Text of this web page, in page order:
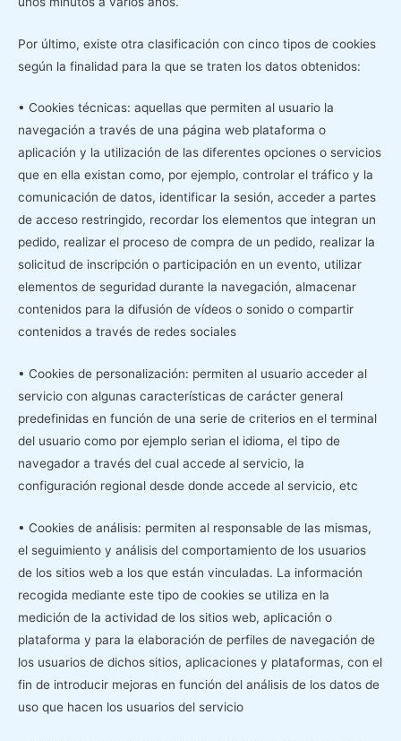
Por último, existe otra clasificación con cinco tipos de cookies
según la finalidad para la que se traten los datos obtenidos:
• Cookies técnicas: aquellas que permiten al usuario la
navegación a través de una página web plataforma o
aplicación y la utilización de las diferentes opciones o servicios
que en ella existan como, por ejemplo, controlar el tráfico y la
comunicación de datos, identificar la sesión, acceder a partes
de acceso restringido, recordar los elementos que integran un
pedido, realizar el proceso de compra de un pedido, realizar la
solicitud de inscripción o participación en un evento, utilizar
elementos de seguridad durante la navegación, almacenar
contenidos para la difusión de vídeos o sonido o compartir
contenidos a través de redes sociales
• Cookies de personalización: permiten al usuario acceder al
servicio con algunas características de carácter general
predefinidas en función de una serie de criterios en el terminal
del usuario como por ejemplo serian el idioma, el tipo de
navegador a través del cual accede al servicio, la
configuración regional desde donde accede al servicio, etc
• Cookies de análisis: permiten al responsable de las mismas,
el seguimiento y análisis del comportamiento de los usuarios
de los sitios web a los que están vinculadas. La información
recogida mediante este tipo de cookies se utiliza en la
medición de la actividad de los sitios web, aplicación o
plataforma y para la elaboración de perfiles de navegación de
los usuarios de dichos sitios, aplicaciones y plataformas, con el
fin de introducir mejoras en función del análisis de los datos de
uso que hacen los usuarios del servicio